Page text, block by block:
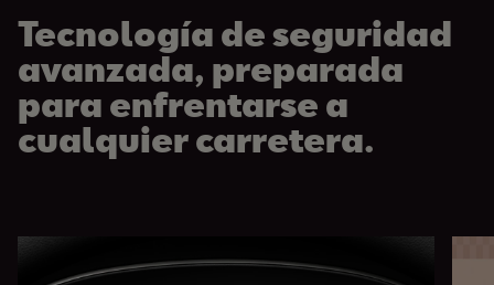
Tecnología de seguridad
avanzada, preparada
para enfrentarse a
cualquier carretera.